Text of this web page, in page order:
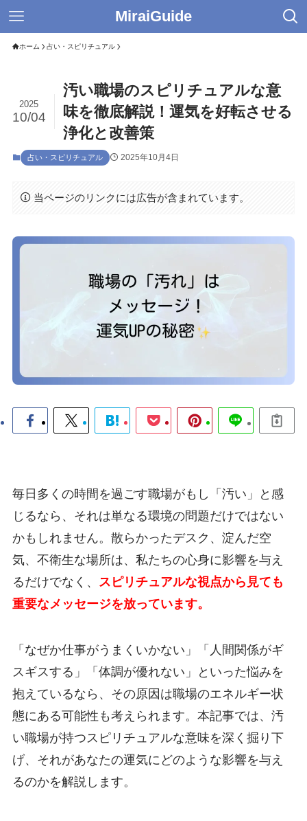
MiraiGuide
ホーム 占い・スピリチュアル
汚い職場のスピリチュアルな意
味を徹底解説！運気を好転させる
浄化と改善策
2025
10/04
占い・スピリチュアル 2025年10月4日
当ページのリンクには広告が含まれています。
毎日多くの時間を過ごす職場がもし「汚い」と感
じるなら、それは単なる環境の問題だけではない
かもしれません。散らかったデスク、淀んだ空
気、不衛生な場所は、私たちの心身に影響を与え
るだけでなく、
スピリチュアルな視点から見ても
重要なメッセージを放っています。
「なぜか仕事がうまくいかない」「人間関係がギ
スギスする」「体調が優れない」といった悩みを
抱えているなら、その原因は職場のエネルギー状
態にある可能性も考えられます。本記事では、汚
い職場が持つスピリチュアルな意味を深く掘り下
げ、それがあなたの運気にどのような影響を与え
るのかを解説します。